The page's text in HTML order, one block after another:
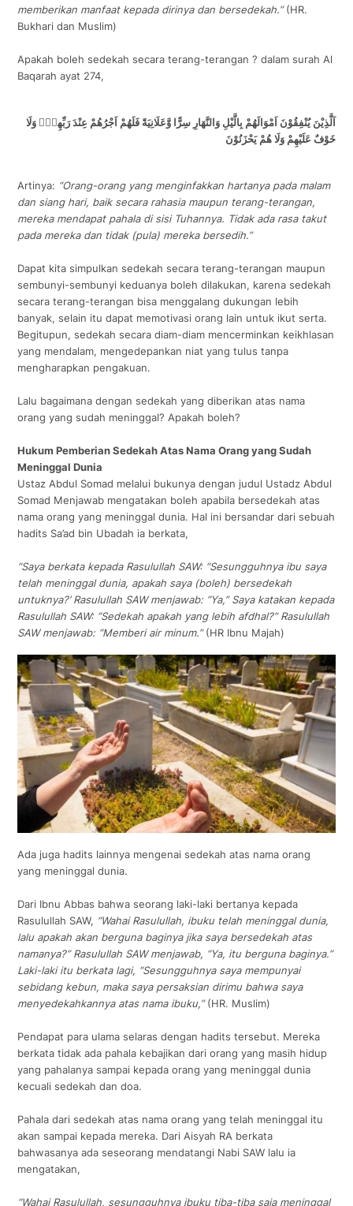
memberikan manfaat kepada dirinya dan bersedekah.”(HR.
Bukhari dan Muslim)
Apakah boleh sedekah secara terang-terangan ? dalam surah Al
Baqarah ayat 274,
اَلَّذِيْنَ يُنْفِقُوْنَ اَمْوَالَهُمْ بِالَّيْلِ وَالنَّهَارِ سِرًّا وَّعَلَانِيَةً فَلَهُمْ اَجْرُهُمْ عِنْدَ رَبِّهِمْۚ وَلَا
خَوْفٌ عَلَيْهِمْ وَلَا هُمْ يَحْزَنُوْنَ
Artinya: “Orang-orang yang menginfakkan hartanya pada malam
dan siang hari, baik secara rahasia maupun terang-terangan,
mereka mendapat pahala di sisi Tuhannya. Tidak ada rasa takut
pada mereka dan tidak (pula) mereka bersedih.”
Dapat kita simpulkan sedekah secara terang-terangan maupun
sembunyi-sembunyi keduanya boleh dilakukan, karena sedekah
secara terang-terangan bisa menggalang dukungan lebih
banyak, selain itu dapat memotivasi orang lain untuk ikut serta.
Begitupun, sedekah secara diam-diam mencerminkan keikhlasan
yang mendalam, mengedepankan niat yang tulus tanpa
mengharapkan pengakuan.
Lalu bagaimana dengan sedekah yang diberikan atas nama
orang yang sudah meninggal? Apakah boleh?
Hukum Pemberian Sedekah Atas Nama Orang yang Sudah
Meninggal Dunia
Ustaz Abdul Somad melalui bukunya dengan judul Ustadz Abdul
Somad Menjawab mengatakan boleh apabila bersedekah atas
nama orang yang meninggal dunia. Hal ini bersandar dari sebuah
hadits Sa’ad bin Ubadah ia berkata,
“Saya berkata kepada Rasulullah SAW: “Sesungguhnya ibu saya
telah meninggal dunia, apakah saya (boleh) bersedekah
untuknya?’ Rasulullah SAW menjawab: “Ya,” Saya katakan kepada
Rasulullah SAW: “Sedekah apakah yang lebih afdhal?” Rasulullah
SAW menjawab: “Memberi air minum.”(HR Ibnu Majah)
Ada juga hadits lainnya mengenai sedekah atas nama orang
yang meninggal dunia.
Dari Ibnu Abbas bahwa seorang laki-laki bertanya kepada
Rasulullah SAW, “Wahai Rasulullah, ibuku telah meninggal dunia,
lalu apakah akan berguna baginya jika saya bersedekah atas
namanya?” Rasulullah SAW menjawab, “Ya, itu berguna baginya.”
Laki-laki itu berkata lagi, “Sesungguhnya saya mempunyai
sebidang kebun, maka saya persaksian dirimu bahwa saya
menyedekahkannya atas nama ibuku,”(HR. Muslim)
Pendapat para ulama selaras dengan hadits tersebut. Mereka
berkata tidak ada pahala kebajikan dari orang yang masih hidup
yang pahalanya sampai kepada orang yang meninggal dunia
kecuali sedekah dan doa.
Pahala dari sedekah atas nama orang yang telah meninggal itu
akan sampai kepada mereka. Dari Aisyah RA berkata
bahwasanya ada seseorang mendatangi Nabi SAW lalu ia
mengatakan,
“Wahai Rasulullah, sesungguhnya ibuku tiba-tiba saja meninggal